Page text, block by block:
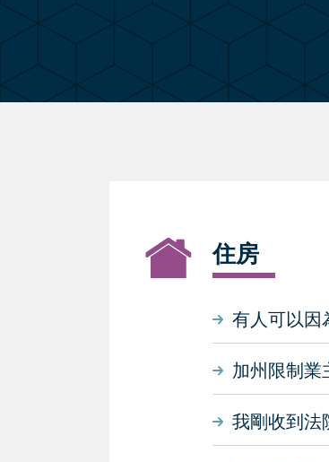
住房
有人可以因
加州限制業
我剛收到法